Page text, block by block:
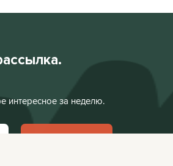
интересное за неделю.
Подписаться